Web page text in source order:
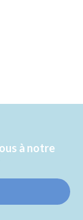
à notre